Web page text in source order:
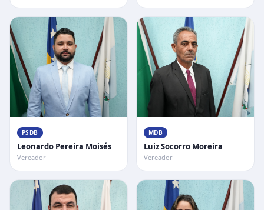
PSDB
Leonardo Pereira Moisés
Vereador
MDB
Luiz Socorro Moreira
Vereador